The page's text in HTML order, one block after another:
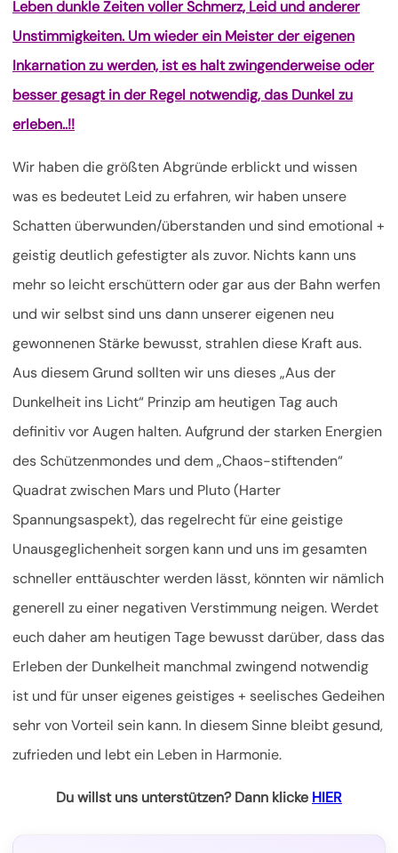
Leben dunkle Zeiten voller Schmerz, Leid und anderer
Unstimmigkeiten. Um wieder ein Meister der eigenen
Inkarnation zu werden, ist es halt zwingenderweise oder
besser gesagt in der Regel notwendig, das Dunkel zu
erleben..!!
Wir haben die größten Abgründe erblickt und wissen
was es bedeutet Leid zu erfahren, wir haben unsere
Schatten überwunden/überstanden und sind emotional +
geistig deutlich gefestigter als zuvor. Nichts kann uns
mehr so leicht erschüttern oder gar aus der Bahn werfen
und wir selbst sind uns dann unserer eigenen neu
gewonnenen Stärke bewusst, strahlen diese Kraft aus.
Aus diesem Grund sollten wir uns dieses „Aus der
Dunkelheit ins Licht“ Prinzip am heutigen Tag auch
definitiv vor Augen halten. Aufgrund der starken Energien
des Schützenmondes und dem „Chaos-stiftenden“
Quadrat zwischen Mars und Pluto (Harter
Spannungsaspekt), das regelrecht für eine geistige
Unausgeglichenheit sorgen kann und uns im gesamten
schneller enttäuschter werden lässt, könnten wir nämlich
generell zu einer negativen Verstimmung neigen. Werdet
euch daher am heutigen Tage bewusst darüber, dass das
Erleben der Dunkelheit manchmal zwingend notwendig
ist und für unser eigenes geistiges + seelisches Gedeihen
sehr von Vorteil sein kann. In diesem Sinne bleibt gesund,
zufrieden und lebt ein Leben in Harmonie.
Du willst uns unterstützen? Dann klicke HIER